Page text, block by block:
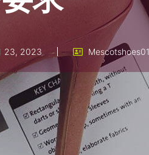
23, 2023